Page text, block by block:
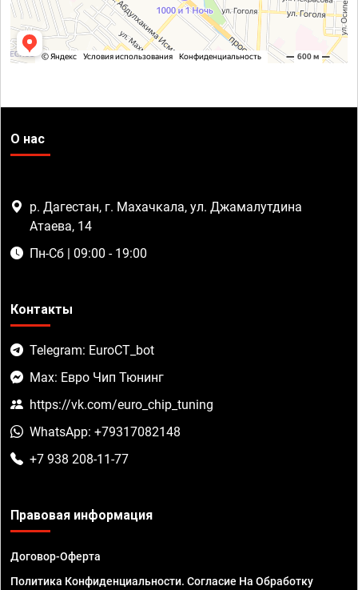
О нас
р. Дагестан, г. Махачкала, ул. Джамалутдина
Атаева, 14
Пн-Сб | 09:00 - 19:00
Контакты
Telegram: EuroCT_bot
Max: Евро Чип Тюнинг
https://vk.com/euro_chip_tuning
WhatsApp: +79317082148
+7 938 208-11-77
Правовая информация
Договор-Оферта
Политика Конфиденциальности. Согласие На Обработку